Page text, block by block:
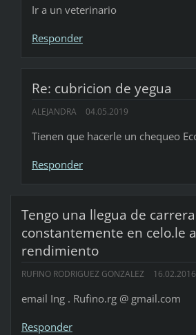
Ir a un veterinario
Responder
Re: cubricion de yegua
ALEJANDRA 04.05.2019
Tienen que hacerle un chequeo
Responder
Tengo una llegua de
constantemente en celo.le
rendimiento
RUFINO RODRIGUEZ GONZALEZ 16.02.2016
email Ing . Rufino.rg @ gmail.com
Responder